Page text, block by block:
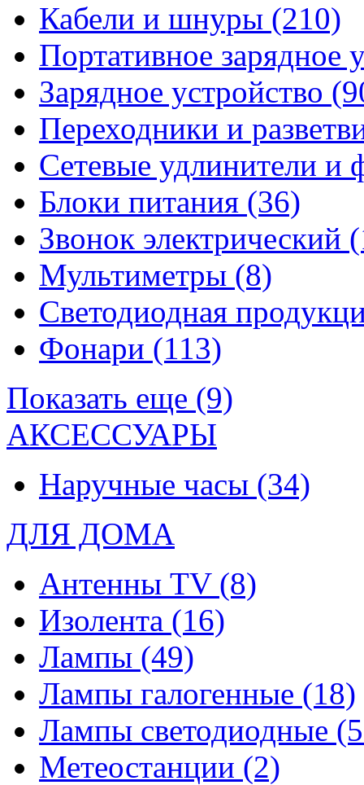
Кабели и шнуры (210)
Портативное зарядное
Зарядное устройство
Переходники и
Сетевые удлинители и
Блоки питания (36)
Звонок электрический
Мультиметры (8)
Светодиодная
Фонари (113)
Показать еще (9)
АКСЕССУАРЫ
Наручные часы (34)
ДЛЯ ДОМА
Антенны TV (8)
Изолента (16)
Лампы (49)
Лампы галогенные (18)
Лампы светодиодные
Метеостанции (2)